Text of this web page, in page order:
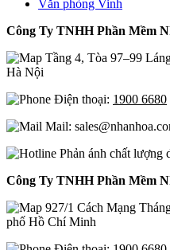
Văn phòng Vinh
Công Ty TNHH Phần Mềm
Tầng 4, Tòa 97–99
Hà Nội
Điện thoại: 1900 6680
Mail:
Phản ánh chất lượng
Công Ty TNHH Phần Mềm
927/1 Cách Mạng
phố Hồ Chí Minh